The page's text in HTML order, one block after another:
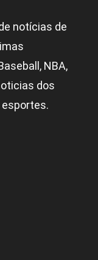
notícias de
NBA,
dos